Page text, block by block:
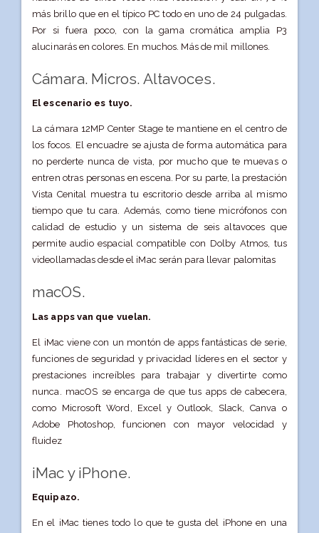
más brillo que en el típico PC todo en uno de 24 pulgadas.
Por si fuera poco, con la gama cromática amplia P3
alucinarás en colores. En muchos. Más de mil millones.
Cámara. Micros. Altavoces.
El escenario es tuyo.
La cámara 12MP Center Stage te mantiene en el centro de
los focos. El encuadre se ajusta de forma automática para
no perderte nunca de vista, por mucho que te muevas o
entren otras personas en escena. Por su parte, la prestación
Vista Cenital muestra tu escritorio desde arriba al mismo
tiempo que tu cara. Además, como tiene micrófonos con
calidad de estudio y un sistema de seis altavoces que
permite audio espacial compatible con Dolby Atmos, tus
videollamadas desde el iMac serán para llevar palomitas
macOS.
Las apps van que vuelan.
El iMac viene con un montón de apps fantásticas de serie,
funciones de seguridad y privacidad líderes en el sector y
prestaciones increíbles para trabajar y divertirte como
nunca. macOS se encarga de que tus apps de cabecera,
como Microsoft Word, Excel y Outlook, Slack, Canva o
Adobe Photoshop, funcionen con mayor velocidad y
fluidez
iMac y iPhone.
Equipazo.
En el iMac tienes todo lo que te gusta del iPhone en una